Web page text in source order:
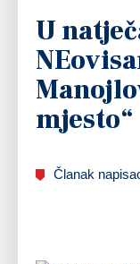
U
mjesto“
Članak